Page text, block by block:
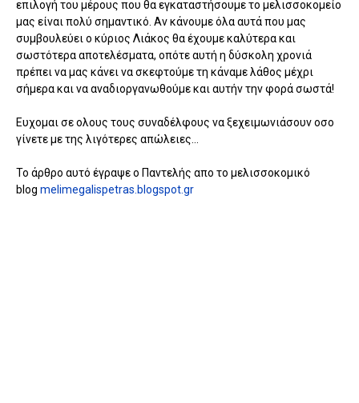
επιλογή του μέρους που θα εγκαταστήσουμε το μελισσοκομείο
μας είναι πολύ σημαντικό. Αν κάνουμε όλα αυτά που μας
συμβουλεύει ο κύριος Λιάκος θα έχουμε καλύτερα και
σωστότερα αποτελέσματα, οπότε αυτή η δύσκολη χρονιά
πρέπει να μας κάνει να σκεφτούμε τη κάναμε λάθος μέχρι
σήμερα και να αναδιοργανωθούμε και αυτήν την φορά σωστά!
Ευχομαι σε ολους τους συναδέλφους να ξεχειμωνιάσουν οσο
γίνετε με της λιγότερες απώλειες...
Το άρθρο αυτό έγραψε ο Παντελής απο το μελισσοκομικό
blog melimegalispetras.blogspot.gr